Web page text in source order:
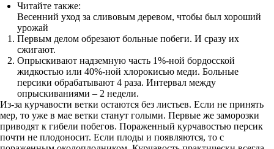
Читайте также:
Весенний уход за сливовым деревом, чтобы был хороший
урожай
Первым делом обрезают больные побеги. И сразу их
сжигают.
Опрыскивают надземную часть 1%-ной бордосской
жидкостью или 40%-ной хлорокисью меди. Больные
персики обрабатывают 4 раза. Интервал между
опрыскиваниями – 2 недели.
Из-за курчавости ветки остаются без листьев. Если не принять
мер, то уже в мае ветки станут голыми. Первые же заморозки
приводят к гибели побегов. Пораженный курчавостью персик
почти не плодоносит. Если плоды и появляются, то с